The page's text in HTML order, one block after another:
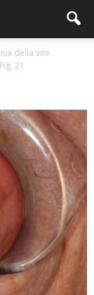
della vite
Fig. 21